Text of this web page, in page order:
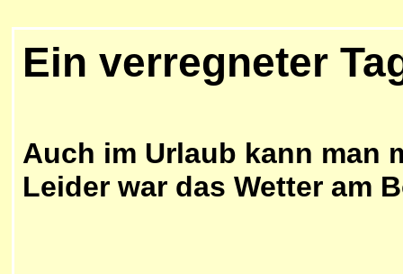
Ein verregneter
Auch im Urlaub kann man
Leider war das Wetter am